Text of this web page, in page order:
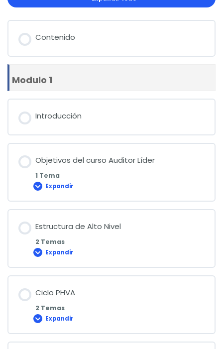
Contenido
Modulo 1
Introducción
Objetivos del curso Auditor Líder
1 Tema
Expandir
Objetivos
curso
Auditor
Estructura de Alto Nivel
2 Temas
Expandir
Estructura
Alto
Nivel
Ciclo PHVA
2 Temas
Expandir
Ciclo